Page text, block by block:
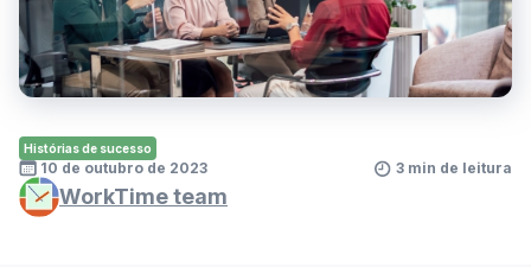
Histórias de sucesso
10 de outubro de 2023 3 min de leitura
WorkTime team